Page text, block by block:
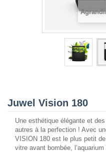
Juwel Vision 180
Une esthétique élégante et
autres à la perfection ! Avec
VISION 180 est le plus petit
vitre avant bombée,